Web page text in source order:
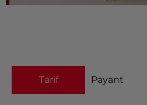
Tarif Payant